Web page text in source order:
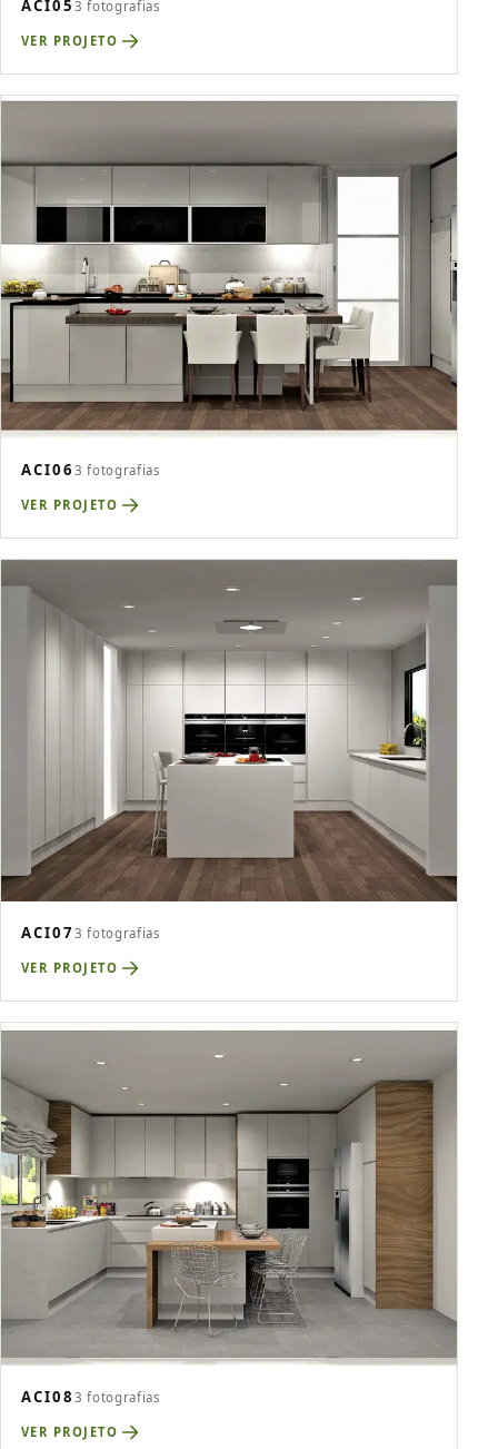
ACI05 3 fotografias
VER PROJETO
ACI06 3 fotografias
VER PROJETO
ACI07 3 fotografias
VER PROJETO
ACI08 3 fotografias
VER PROJETO